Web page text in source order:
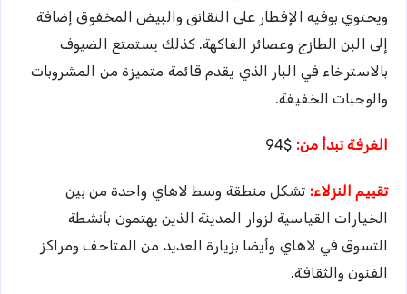
ويحتوي بوفيه الإفطار على النقانق والبيض المخفوق إضافة
إلى البن الطازج وعصائر الفاكهة. كذلك يستمتع الضيوف
بالاسترخاء في البار الذي يقدم قائمة متميزة من المشروبات
والوجبات الخفيفة.
الغرفة تبدأ من: $94
تقييم النزلاء: تشكل منطقة وسط لاهاي واحدة من بين
الخيارات القياسية لزوار المدينة الذين يهتمون بأنشطة
التسوق في لاهاي وأيضا بزيارة العديد من المتاحف ومراكز
الفنون والثقافة.